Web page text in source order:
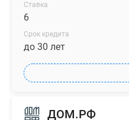
Ставка
6
Срок кредита
до 30 лет
ДОМ.РФ